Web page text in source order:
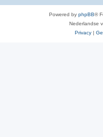
Powered by phpBB®
Nederlandse
Privacy |